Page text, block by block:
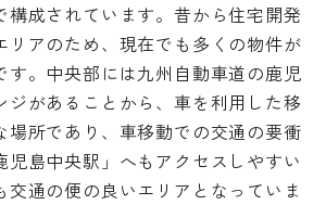
構成されています。昔から住宅開発
リアのため、現在でも多くの物件が
す。中央部には九州自動車道の鹿児
ジがあることから、車を利用した移
場所であり、車移動での交通の要衝
児島中央駅」へもアクセスしやすい
交通の便の良いエリアとなっていま